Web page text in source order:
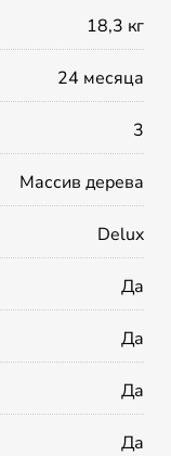
18,3 кг
24 месяца
3
Массив дерева
Delux
Да
Да
Да
Да